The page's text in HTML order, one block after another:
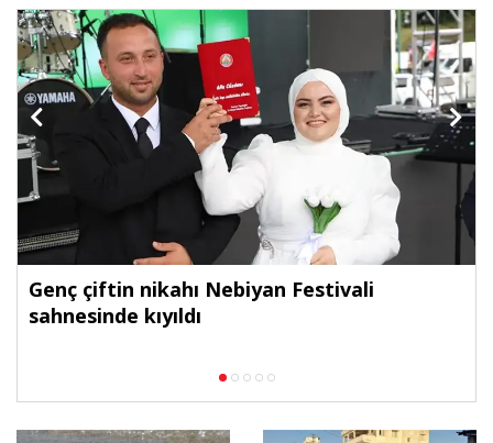
Genç çiftin nikahı Nebiyan Festivali
sahnesinde kıyıldı